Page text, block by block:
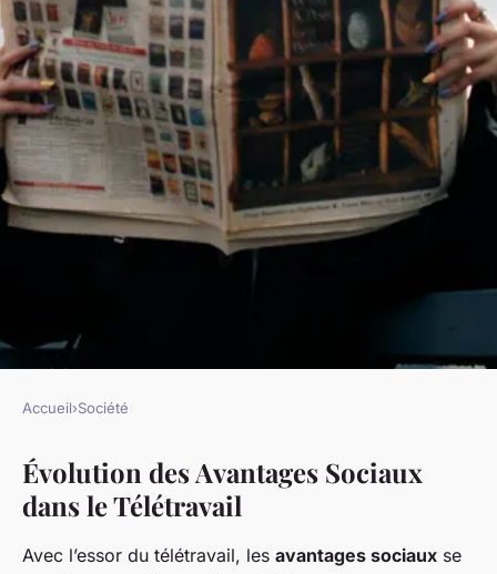
Les Nouveaux Horizons des
Avantages Sociaux à l'Ère du
Télétravail
Accueil›Société
Évolution des Avantages Sociaux
dans le Télétravail
Avec l’essor du télétravail, les avantages sociaux se